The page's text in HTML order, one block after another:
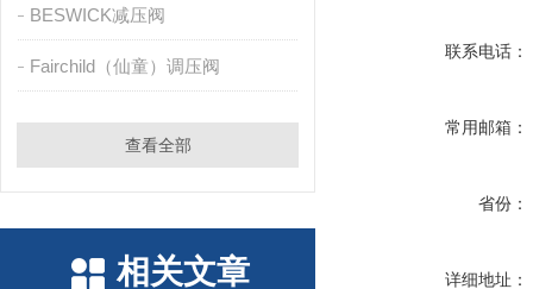
BESWICK减压阀
Fairchild（仙童）调压阀
查看全部
相关文章
联系电话：
常用邮箱：
省份：
详细地址：